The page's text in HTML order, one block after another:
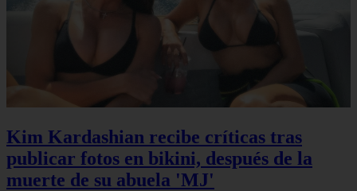
Kim Kardashian recibe críticas tras
publicar fotos en bikini, después de la
muerte de su abuela 'MJ'